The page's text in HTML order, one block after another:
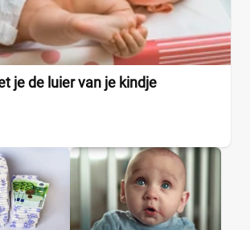
je de luier van je kindje